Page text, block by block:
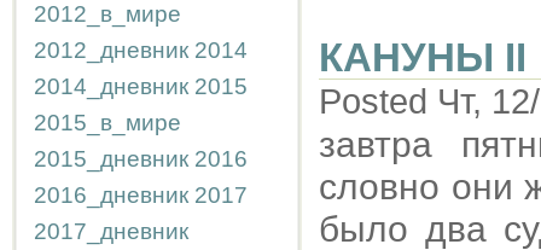
2012_в_мире
2012_дневник 2014
2014_дневник 2015
2015_в_мире
2015_дневник 2016
2016_дневник 2017
2017_дневник
КАНУНЫ II
Posted Чт,
завтра
словно они
было два